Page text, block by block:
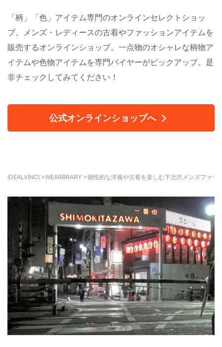
「柄」「色」アイテム専門のオンラインセレクトショッ
プ。メンズ・レディースの古着やファッションアイテムを
販売するオンラインショップ。一点物のオシャレな柄物ア
イテムや色物アイテムを専門バイヤーがピックアップ。是
非チェックしてみてください！
公式オンラインショップへ
IDEALVINCI >WEARBRARY >個性的な洋服や古着を楽しむ下北沢メンズファッ